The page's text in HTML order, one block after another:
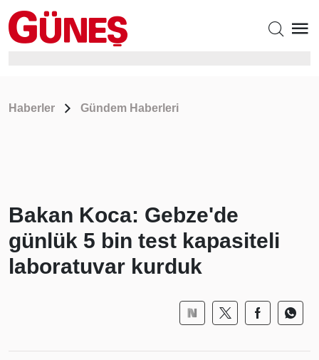
Haberler Gündem Haberleri
Bakan Koca: Gebze'de
günlük 5 bin test kapasiteli
laboratuvar kurduk